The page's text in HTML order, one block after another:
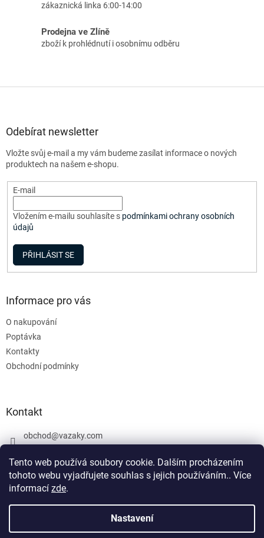
Tento web používá soubory cookie. Dalším procházením
tohoto webu vyjadřujete souhlas s jejich používáním.. Více
informací zde.
Nastavení
jsou označeny: skladem mohou být vyrobeny v den objednávky,
případně po dohodě objednány u výrobce jako zakázková výroba.
zákaznická linka 6:00-14:00
Prodejna ve Zlíně
zboží k prohlédnutí i osobnímu odběru
Odebírat newsletter
Vložte svůj e-mail a my vám budeme zasílat informace o nových
produktech na našem e-shopu.
E-mail
Vložením e-mailu souhlasíte s podmínkami ochrany osobních
údajů
PŘIHLÁSIT SE
Informace pro vás
O nakupování
Poptávka
Kontakty
Obchodní podmínky
Kontakt
obchod@vazaky.com
Vytvořil Shoptet